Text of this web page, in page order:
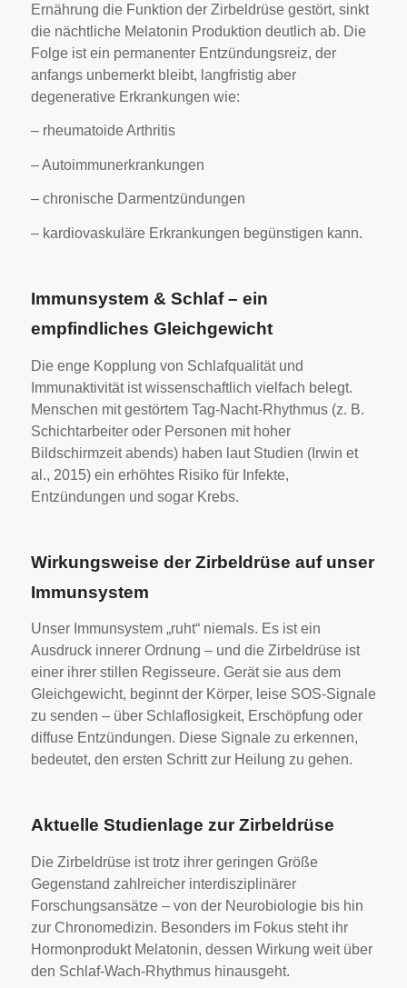
Ernährung die Funktion der Zirbeldrüse gestört, sinkt
die nächtliche Melatonin Produktion deutlich ab. Die
Folge ist ein permanenter Entzündungsreiz, der
anfangs unbemerkt bleibt, langfristig aber
degenerative Erkrankungen wie:
– rheumatoide Arthritis
– Autoimmunerkrankungen
– chronische Darmentzündungen
– kardiovaskuläre Erkrankungen begünstigen kann.
Immunsystem & Schlaf – ein
empfindliches Gleichgewicht
Die enge Kopplung von Schlafqualität und
Immunaktivität ist wissenschaftlich vielfach belegt.
Menschen mit gestörtem Tag-Nacht-Rhythmus (z. B.
Schichtarbeiter oder Personen mit hoher
Bildschirmzeit abends) haben laut Studien (Irwin et
al., 2015) ein erhöhtes Risiko für Infekte,
Entzündungen und sogar Krebs.
Wirkungsweise der Zirbeldrüse auf unser
Immunsystem
Unser Immunsystem „ruht“ niemals. Es ist ein
Ausdruck innerer Ordnung – und die Zirbeldrüse ist
einer ihrer stillen Regisseure. Gerät sie aus dem
Gleichgewicht, beginnt der Körper, leise SOS-Signale
zu senden – über Schlaflosigkeit, Erschöpfung oder
diffuse Entzündungen. Diese Signale zu erkennen,
bedeutet, den ersten Schritt zur Heilung zu gehen.
Aktuelle Studienlage zur Zirbeldrüse
Die Zirbeldrüse ist trotz ihrer geringen Größe
Gegenstand zahlreicher interdisziplinärer
Forschungsansätze – von der Neurobiologie bis hin
zur Chronomedizin. Besonders im Fokus steht ihr
Hormonprodukt Melatonin, dessen Wirkung weit über
den Schlaf-Wach-Rhythmus hinausgeht.